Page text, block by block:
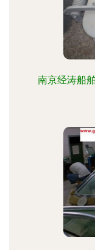
南京经涛船